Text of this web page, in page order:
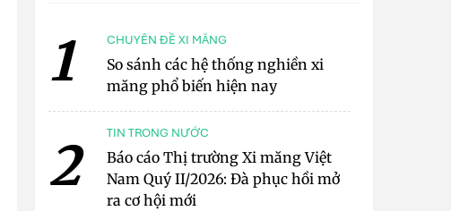
1 CHUYÊN ĐỀ XI MĂNG
So sánh các hệ thống nghiền xi
măng phổ biến hiện nay
2 TIN TRONG NƯỚC
Báo cáo Thị trường Xi măng Việt
Nam Quý II/2026: Đà phục hồi mở
ra cơ hội mới